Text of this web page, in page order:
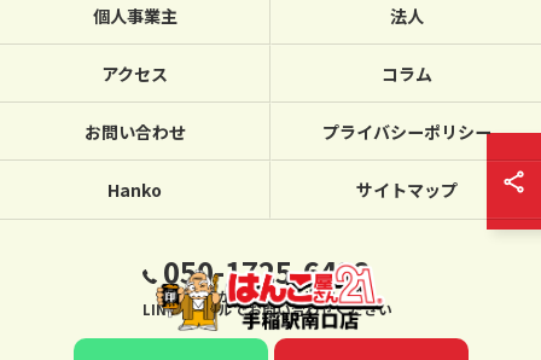
050-1725-6432
繋がらない場合は、
LINE・メールでお問い合わせください
個人事業主 法人
アクセス コラム
お問い合わせ プライバシーポリシー
Hanko サイトマップ